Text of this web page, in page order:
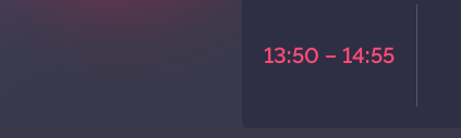
13:50 – 14:55